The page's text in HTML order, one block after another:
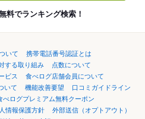
料でランキング検索！
いて
携帯電話番号認証とは
する取り組み
点数について
ビス
食べログ店舗会員について
いて
機能改善要望
口コミガイドライン
べログプレミアム無料クーポン
情報保護方針
外部送信（オプトアウト）